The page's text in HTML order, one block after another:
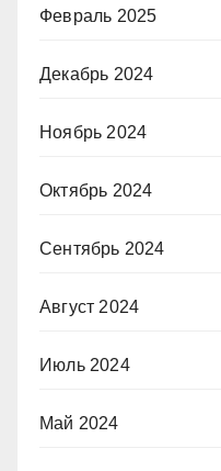
Февраль 2025
Декабрь 2024
Ноябрь 2024
Октябрь 2024
Сентябрь 2024
Август 2024
Июль 2024
Май 2024